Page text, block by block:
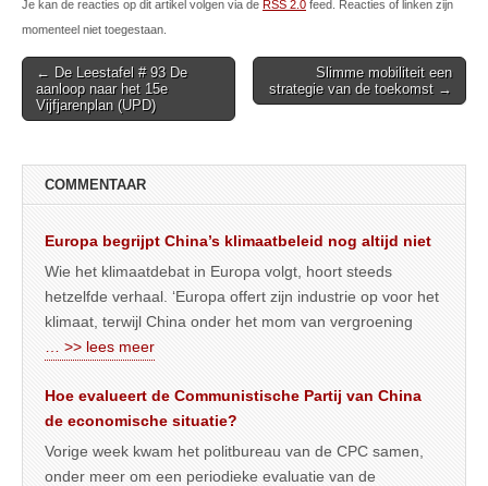
Je kan de reacties op dit artikel volgen via de RSS 2.0 feed. Reacties of linken zijn
momenteel niet toegestaan.
Post
navigation
← De Leestafel # 93 De
aanloop naar het 15e
Vijfjarenplan (UPD)
Slimme mobiliteit een
strategie van de toekomst →
COMMENTAAR
Europa begrijpt China’s klimaatbeleid nog altijd niet
Wie het klimaatdebat in Europa volgt, hoort steeds
hetzelfde verhaal. ‘Europa offert zijn industrie op voor het
klimaat, terwijl China onder het mom van vergroening
… >> lees meer
Hoe evalueert de Communistische Partij van China
de economische situatie?
Vorige week kwam het politbureau van de CPC samen,
onder meer om een periodieke evaluatie van de